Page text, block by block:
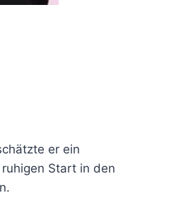
er ein
Start in den